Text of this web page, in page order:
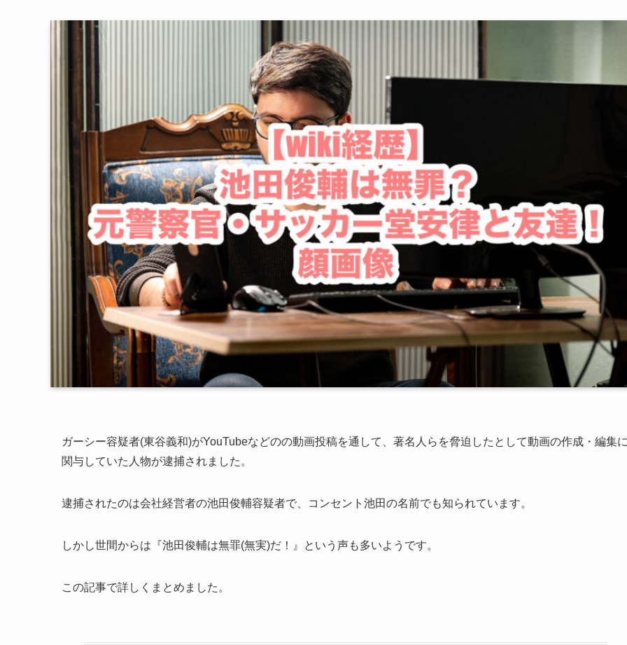
ガーシー容疑者(東谷義和)がYouTubeなどのの動画投稿を通して、著名人らを脅迫したとして動画の作成・編集
関与していた人物が逮捕されました。
逮捕されたのは会社経営者の池田俊輔容疑者で、コンセント池田の名前でも知られています。
しかし世間からは『池田俊輔は無罪(無実)だ！』という声も多いようです。
この記事で詳しくまとめました。